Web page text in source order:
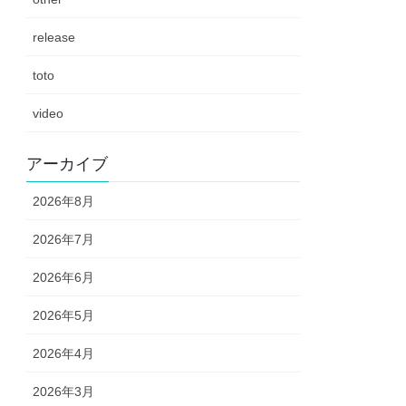
release
toto
video
アーカイブ
2026年8月
2026年7月
2026年6月
2026年5月
2026年4月
2026年3月